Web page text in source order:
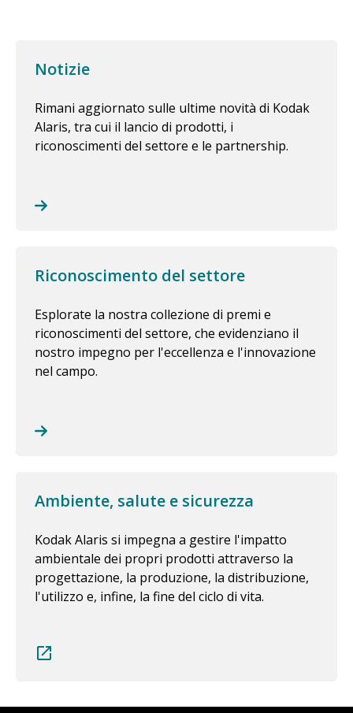
Notizie
Rimani aggiornato sulle ultime novità di Kodak
Alaris, tra cui il lancio di prodotti, i
riconoscimenti del settore e le partnership.
Riconoscimento del settore
Esplorate la nostra collezione di premi e
riconoscimenti del settore, che evidenziano il
nostro impegno per l'eccellenza e l'innovazione
nel campo.
Ambiente, salute e sicurezza
Kodak Alaris si impegna a gestire l'impatto
ambientale dei propri prodotti attraverso la
progettazione, la produzione, la distribuzione,
l'utilizzo e, infine, la fine del ciclo di vita.